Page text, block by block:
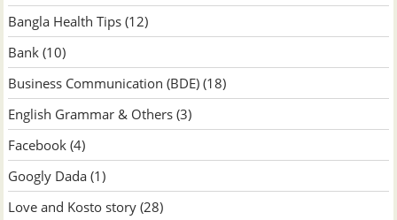
Bangla Health Tips (12)
Bank (10)
Business Communication (BDE) (18)
English Grammar & Others (3)
Facebook (4)
Googly Dada (1)
Love and Kosto story (28)